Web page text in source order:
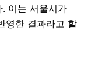
이는 서울시가
영한 결과라고 할